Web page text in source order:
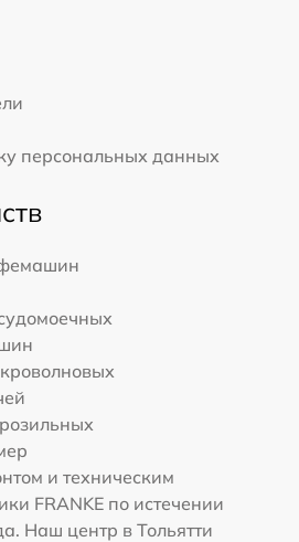
персональных данных
и техническим
FRANKE по истечении
Наш центр в Тольятти